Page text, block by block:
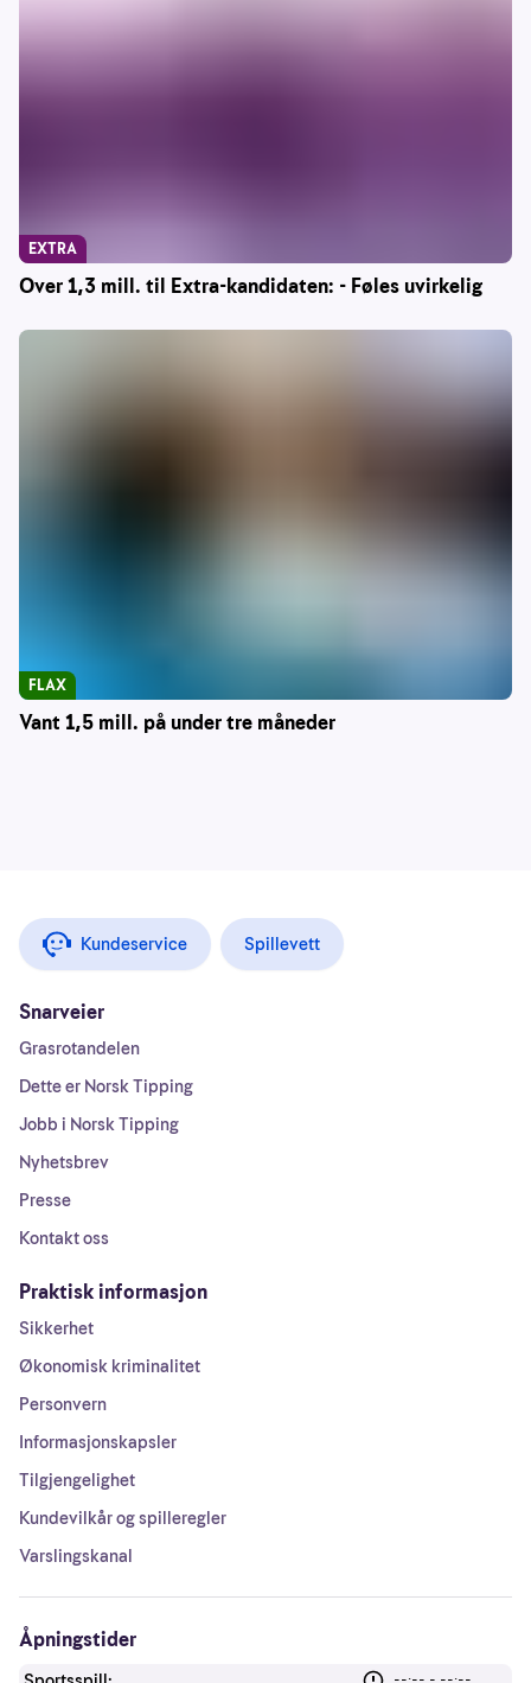
Over 1,3 mill. til Extra-kandidaten: - Føles uvirkelig
EXTRA
Vant 1,5 mill. på under tre måneder
FLAX
Kundeservice Spillevett
Snarveier
Grasrotandelen
Dette er Norsk Tipping
Jobb i Norsk Tipping
Nyhetsbrev
Presse
Kontakt oss
Praktisk informasjon
Sikkerhet
Økonomisk kriminalitet
Personvern
Informasjonskapsler
Tilgjengelighet
Kundevilkår og spilleregler
Varslingskanal
Åpningstider